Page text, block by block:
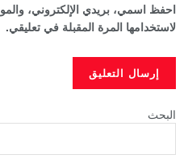
احفظ اسمي، بريدي الإلكتروني،
لاستخدامها المرة المقبلة في تعليقي.
البحث